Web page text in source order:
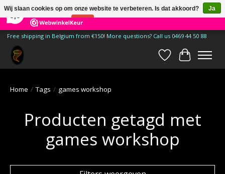
185 Reviews ×
Free shipping in Belgium from €150! More questions? Call us 0469 44 50 88
Verlanglijst
Home / Tags / games workshop
Producten getagd met
games workshop
Wij slaan cookies op om onze website te verbeteren. Is dat akkoord?
Ja
Nee